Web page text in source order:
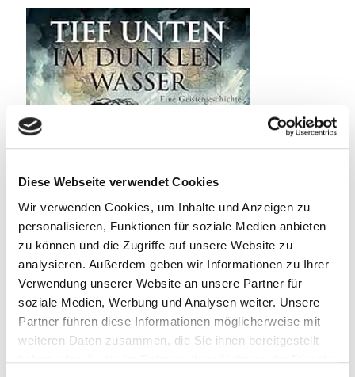
Diese Webseite verwendet Cookies
Wir verwenden Cookies, um Inhalte und Anzeigen zu
personalisieren, Funktionen für soziale Medien anbieten
zu können und die Zugriffe auf unsere Website zu
analysieren. Außerdem geben wir Informationen zu Ihrer
Verwendung unserer Website an unsere Partner für
soziale Medien, Werbung und Analysen weiter. Unsere
Partner führen diese Informationen möglicherweise mit
weiteren Daten zusammen, die Sie ihnen bereitgestellt